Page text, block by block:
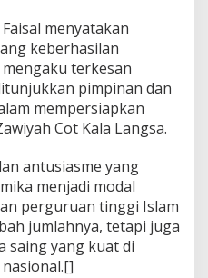
menyatakan
keberhasilan
terkesan
pimpinan dan
mempersiapkan
Cot Kala Langsa.
antusiasme yang
menjadi modal
perguruan tinggi Islam
jumlahnya, tetapi juga
saing yang kuat di